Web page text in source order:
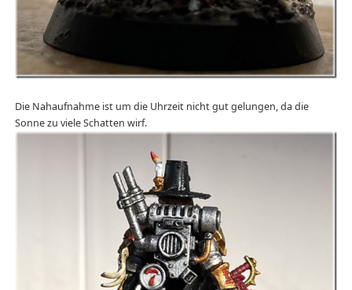
Die Nahaufnahme ist um die Uhrzeit nicht gut gelungen, da die
Sonne zu viele Schatten wirf.